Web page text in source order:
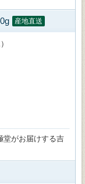
産地直送
堂がお届けする吉